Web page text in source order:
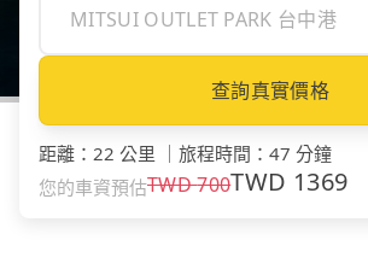
查詢真實價格
距離 ： 22 公里 旅程時間 ： 47 分鐘
您的車資預估TWD700TWD 1369